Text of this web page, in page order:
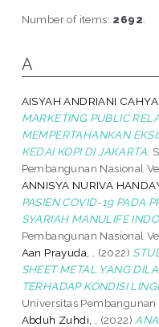
Number of items: 2692
A
AISYAH ANDRIANI
MARKETING PUBLIC
MEMPERTAHANKAN
KEDAI KOPI DI JAKARTA.
Pembangunan Nasional
ANNISYA NURIVA
PASIEN COVID-19 PADA
SYARIAH MANULIFE
Pembangunan Nasional
Aan Prayuda, .
(2022)
SHEET METAL YANG
TERHADAP KONDISI
Universitas Pembangunan
Abduh Zuhdi, .
(2022)